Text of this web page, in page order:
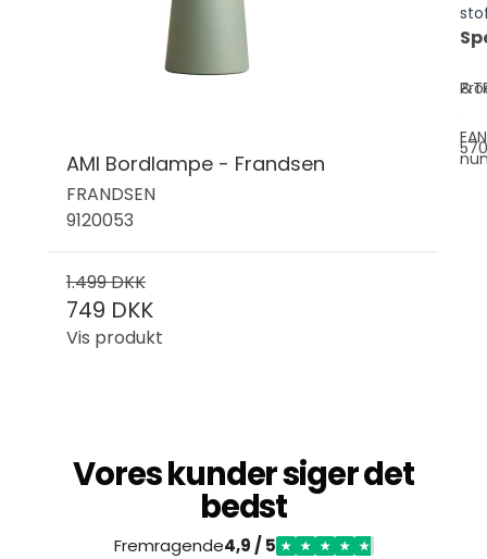
AMI Bordlampe - Frandsen
FRANDSEN
9120053
1.499 DKK
749 DKK
Vis produkt
Vores kunder siger det
bedst
Fremragende4,9 / 5 ★ ★ ★ ★ ★